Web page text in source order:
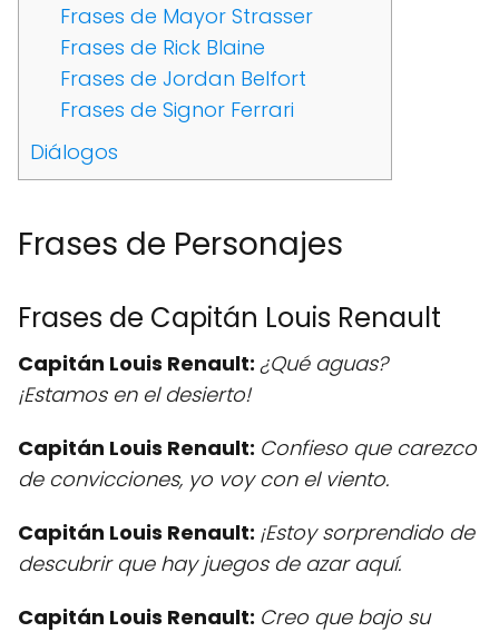
Frases de Mayor Strasser
Frases de Rick Blaine
Frases de Jordan Belfort
Frases de Signor Ferrari
Diálogos
Frases de Personajes
Frases de Capitán Louis Renault
Capitán Louis Renault: ¿Qué aguas?
¡Estamos en el desierto!
Capitán Louis Renault: Confieso que carezco
de convicciones, yo voy con el viento.
Capitán Louis Renault: ¡Estoy sorprendido de
descubrir que hay juegos de azar aquí.
Capitán Louis Renault: Creo que bajo su